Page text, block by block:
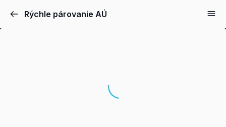
Rýchle párovanie AÚ